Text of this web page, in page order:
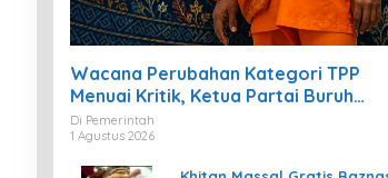
Wacana Perubahan Kategori TPP
Menuai Kritik, Ketua Partai Buruh
Kaltara Tekankan Kepatuhan Regulasi
Di Pemerintah
1 Agustus 2026